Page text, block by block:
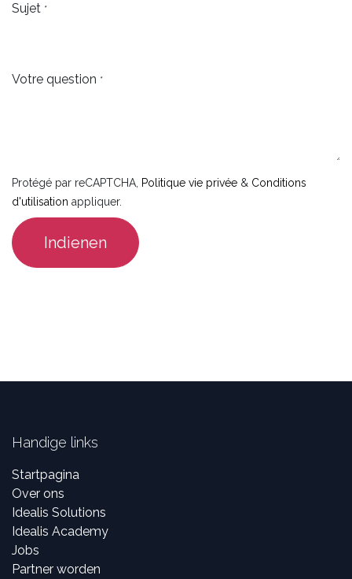
Sujet *
Votre question *
Protégé par reCAPTCHA, Politique vie privée & Conditions
d'utilisation appliquer.
Indienen
Handige links
Startpagina
Over ons
Idealis Solutions
Idealis Academy
Jobs
Partner worden